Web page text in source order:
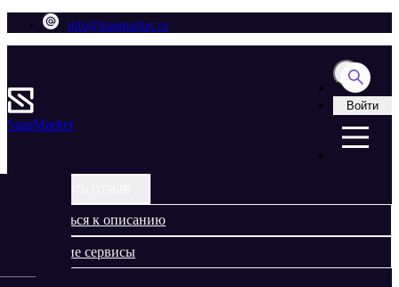
info@saasmarket.ru
SaasMarket
Войти
Вернуться к описанию
Похожие сервисы